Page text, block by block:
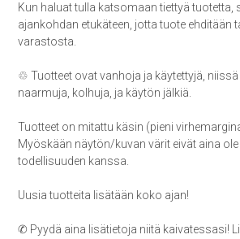
Kun haluat tulla katsomaan tiettyä tuotetta,
ajankohdan etukäteen, jotta tuote ehditään
varastosta.
♲ Tuotteet ovat vanhoja ja käytettyjä,
naarmuja, kolhuja, ja käytön jälkiä.
Tuotteet on mitattu käsin (pieni
Myöskään näytön/kuvan värit eivät aina
todellisuuden kanssa.
Uusia tuotteita lisätään koko ajan!
✆ Pyydä aina lisätietoja niitä kaivatessasi!